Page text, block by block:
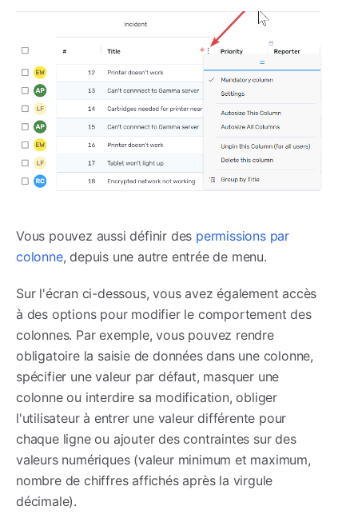
Vous pouvez aussi définir des permissions par
colonne, depuis une autre entrée de menu.
Sur l'écran ci-dessous, vous avez également accès
à des options pour modifier le comportement des
colonnes. Par exemple, vous pouvez rendre
obligatoire la saisie de données dans une colonne,
spécifier une valeur par défaut, masquer une
colonne ou interdire sa modification, obliger
l'utilisateur à entrer une valeur différente pour
chaque ligne ou ajouter des contraintes sur des
valeurs numériques (valeur minimum et maximum,
nombre de chiffres affichés après la virgule
décimale).